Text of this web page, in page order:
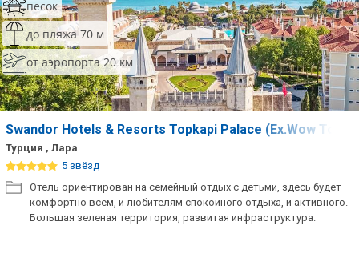
песок
до пляжа 70 м
от аэропорта 20 км
Swandor Hotels & Resorts Topkapi Palace (Ex.Wow
Турция , Лара
5 звёзд
Отель ориентирован на семейный отдых с детьми, здесь будет
комфортно всем, и любителям спокойного отдыха, и активного.
Большая зеленая территория, развитая инфраструктура.